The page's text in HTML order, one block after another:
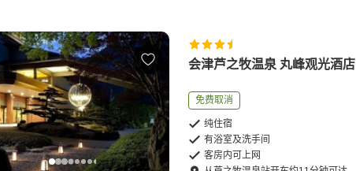
会津芦之牧温泉 丸峰观光酒店
免费取消
纯住宿
有浴室及洗手间
客房内可上网